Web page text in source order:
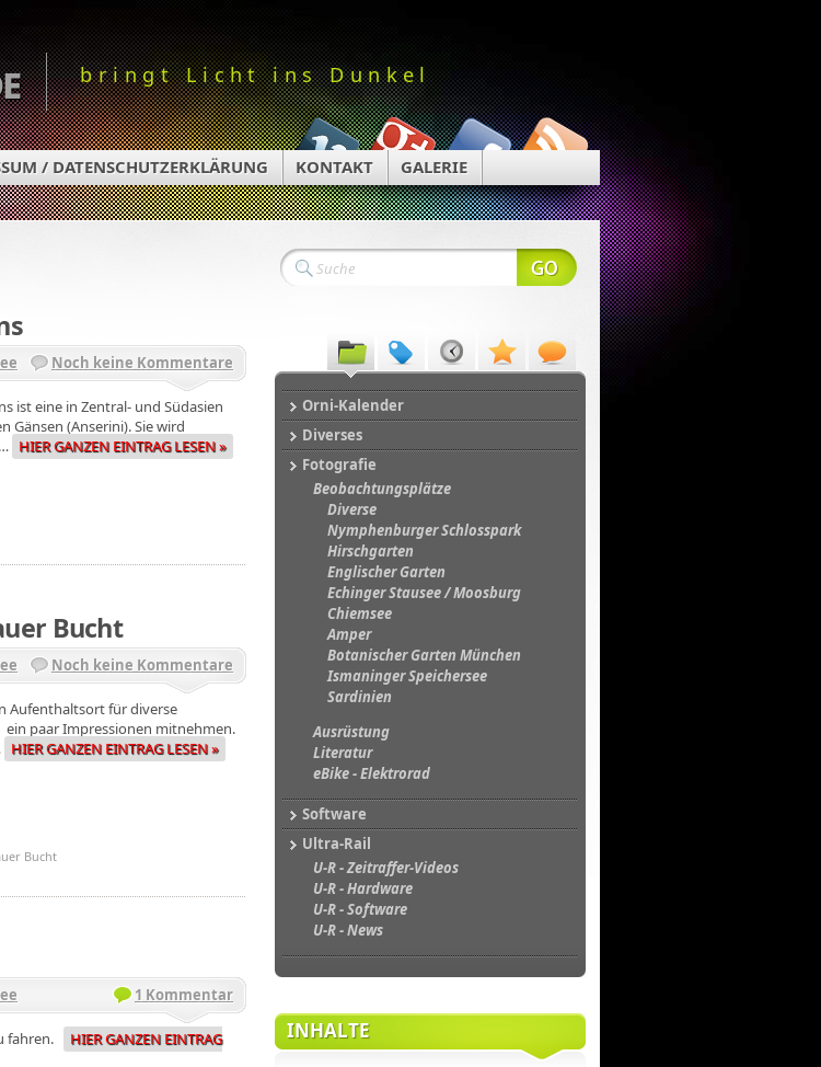
bringt Licht ins Dunkel
/ DATENSCHUTZERKLÄRUNG KONTAKT GALERIE
Noch keine Kommentare
ist eine in Zentral- und Südasien
Gänsen (Anserini). Sie wird
HIER GANZEN EINTRAG LESEN »
Bucht
Noch keine Kommentare
Aufenthaltsort für diverse
ein paar Impressionen mitnehmen.
HIER GANZEN EINTRAG LESEN »
Bucht
1 Kommentar
fahren.
HIER GANZEN EINTRAG
Orni-Kalender
Diverses
Fotografie
Beobachtungsplätze
Diverse
Nymphenburger Schlosspark
Hirschgarten
Englischer Garten
Echinger Stausee / Moosburg
Chiemsee
Amper
Botanischer Garten München
Ismaninger Speichersee
Sardinien
Ausrüstung
Literatur
eBike - Elektrorad
Software
Ultra-Rail
U-R - Zeitraffer-Videos
U-R - Hardware
U-R - Software
U-R - News
INHALTE